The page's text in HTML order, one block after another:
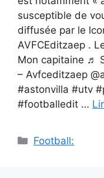
susceptible de
diffusée par le
AVFCEditzaep .
Mon capitaine ♬
– Avfceditzaep
#astonvilla #utv
#footballedit …
Catégories
Football: